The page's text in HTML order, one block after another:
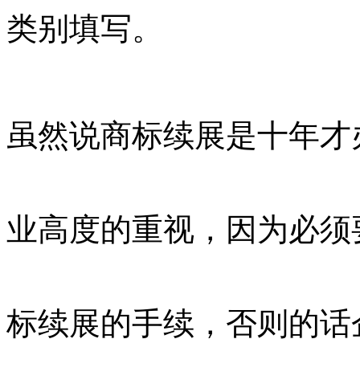
类别填写。
虽然说商标续展是十年
业高度的重视，因为必
标续展的手续，否则的